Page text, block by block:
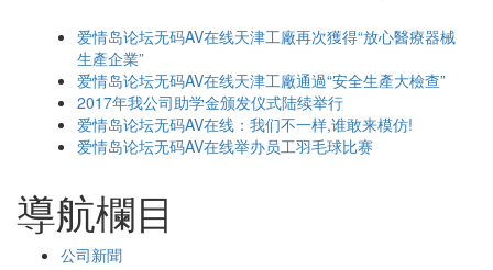
爱情岛论坛无码AV在线天津工廠再次獲得“放心醫療器械
生產企業”
爱情岛论坛无码AV在线天津工廠通過“安全生產大檢查”
2017年我公司助学金颁发仪式陆续举行
爱情岛论坛无码AV在线：我们不一样,谁敢来模仿!
爱情岛论坛无码AV在线举办员工羽毛球比赛
導航欄目
公司新聞